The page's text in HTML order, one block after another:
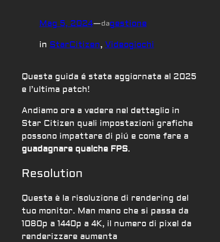
Mag 5, 2024—dagestione
in StarCitizen, Videogiochi
Questa guida é stata aggiornata al 2025
e l’ultima patch!
Andiamo ora a vedere nel dettaglio in
Star Citizen quali impostazioni grafiche
possono impattare di piú e come fare a
guadagnare qualche FPS.
Resolution
Questa è la risoluzione di rendering del
tuo monitor. Man mano che si passa da
1080p a 1440p a 4K, il numero di pixel da
renderizzare aumenta